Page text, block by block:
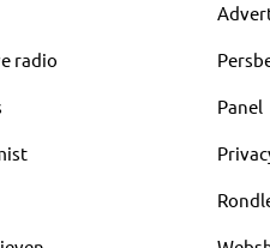
radio
Panel